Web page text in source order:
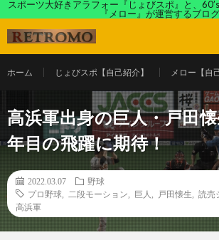
スポーツ大好きアラフォー『じょびスポ』と、
『メロー』が運営するブログ
ホーム じょびスポ【自己紹介】 メロー【自
高浜軍出身の巨人・戸田
年目の飛躍に期待！
2022.03.07
野球
プロ野球
二段モーション 巨人 戸田懐生 読売
高浜軍